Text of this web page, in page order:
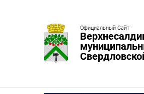
Официальный Сайт